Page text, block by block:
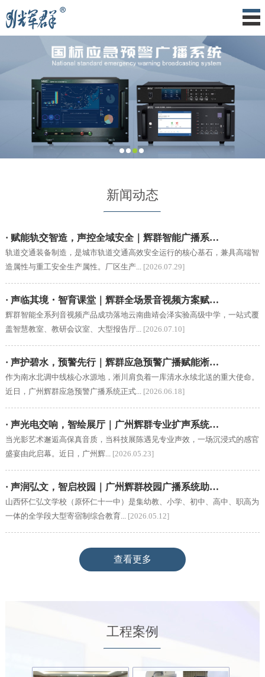
新闻动态
· 赋能轨交智造，声控全域安全｜辉群智能广播系…
轨道交通装备制造，是城市轨道交通高效安全运行的核心基石，兼具高端智
造属性与重工安全生产属性。厂区生产... [2026.07.29]
· 声临其境・智育课堂｜辉群全场景音视频方案赋…
辉群智能全系列音视频产品成功落地云南曲靖会泽实验高级中学，一站式覆
盖智慧教室、教研会议室、大型报告厅... [2026.07.10]
· 声护碧水，预警先行｜辉群应急预警广播赋能淅…
作为南水北调中线核心水源地，淅川肩负着一库清水永续北送的重大使命。
近日，广州辉群应急预警广播系统正式... [2026.06.18]
· 声光电交响，智绘展厅｜广州辉群专业扩声系统…
当光影艺术邂逅高保真音质，当科技展陈遇见专业声效，一场沉浸式的感官
盛宴由此启幕。近日，广州辉... [2026.05.23]
· 声润弘文，智启校园｜广州辉群校园广播系统助…
山西怀仁弘文学校（原怀仁十一中）是集幼教、小学、初中、高中、职高为
一体的全学段大型寄宿制综合教育... [2026.05.12]
查看更多
工程案例